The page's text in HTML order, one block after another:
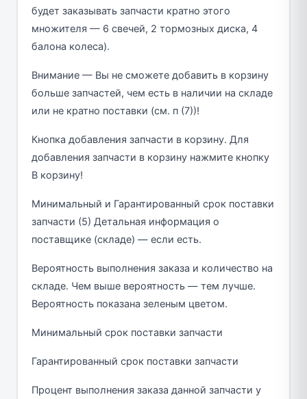
будет заказывать запчасти кратно этого
множителя — 6 свечей, 2 тормозных диска, 4
балона колеса).
Внимание — Вы не сможете добавить в корзину
больше запчастей, чем есть в наличии на складе
или не кратно поставки (см. п (7))!
Кнопка добавления запчасти в корзину. Для
добавления запчасти в корзину нажмите кнопку
В корзину!
Минимальный и Гарантированный срок поставки
запчасти (5) Детальная информация о
поставщике (складе) — если есть.
Вероятность выполнения заказа и количество на
складе. Чем выше вероятность — тем лучше.
Вероятность показана зеленым цветом.
Минимальный срок поставки запчасти
Гарантированный срок поставки запчасти
Процент выполнения заказа данной запчасти у